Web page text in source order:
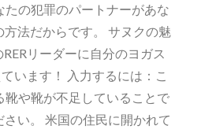
の犯罪のパートナーがあな
法だからです。 サヌクの魅
リーダーに自分のヨガス
います！ 入力するには：こ
靴や靴が不足していることで
い。 米国の住民に開かれて